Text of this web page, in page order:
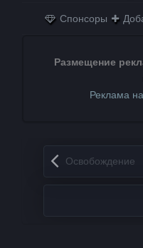
Спонсоры
Размещение
Реклама
Запись навигация
Освобождение